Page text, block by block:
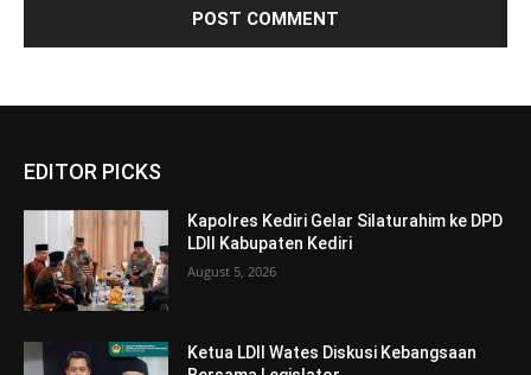
EDITOR PICKS
Kapolres Kediri Gelar Silaturahim ke DPD
LDII Kabupaten Kediri
August 5, 2026
Ketua LDII Wates Diskusi Kebangsaan